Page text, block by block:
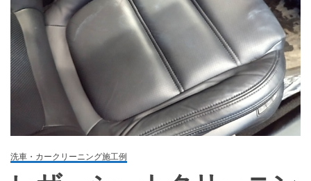
洗車・カークリーニング施工例